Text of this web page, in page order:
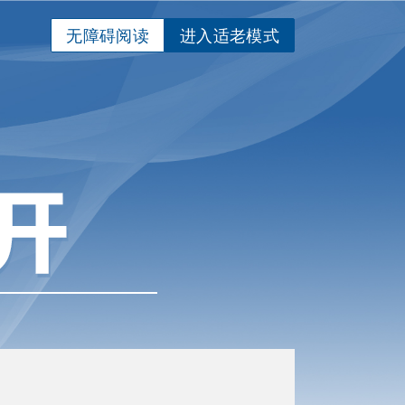
进入适老模式
无障碍阅读